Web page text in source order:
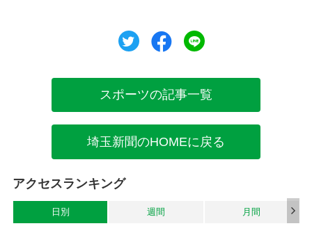
ツイートシェア
スポーツの記事一覧
埼玉新聞のHOMEに戻る
アクセスランキング
日別 週間 月間